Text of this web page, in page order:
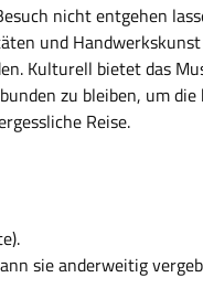
nicht entgehen
und
Kulturell bietet das
zu bleiben, um die
Reise.
sie anderweitig